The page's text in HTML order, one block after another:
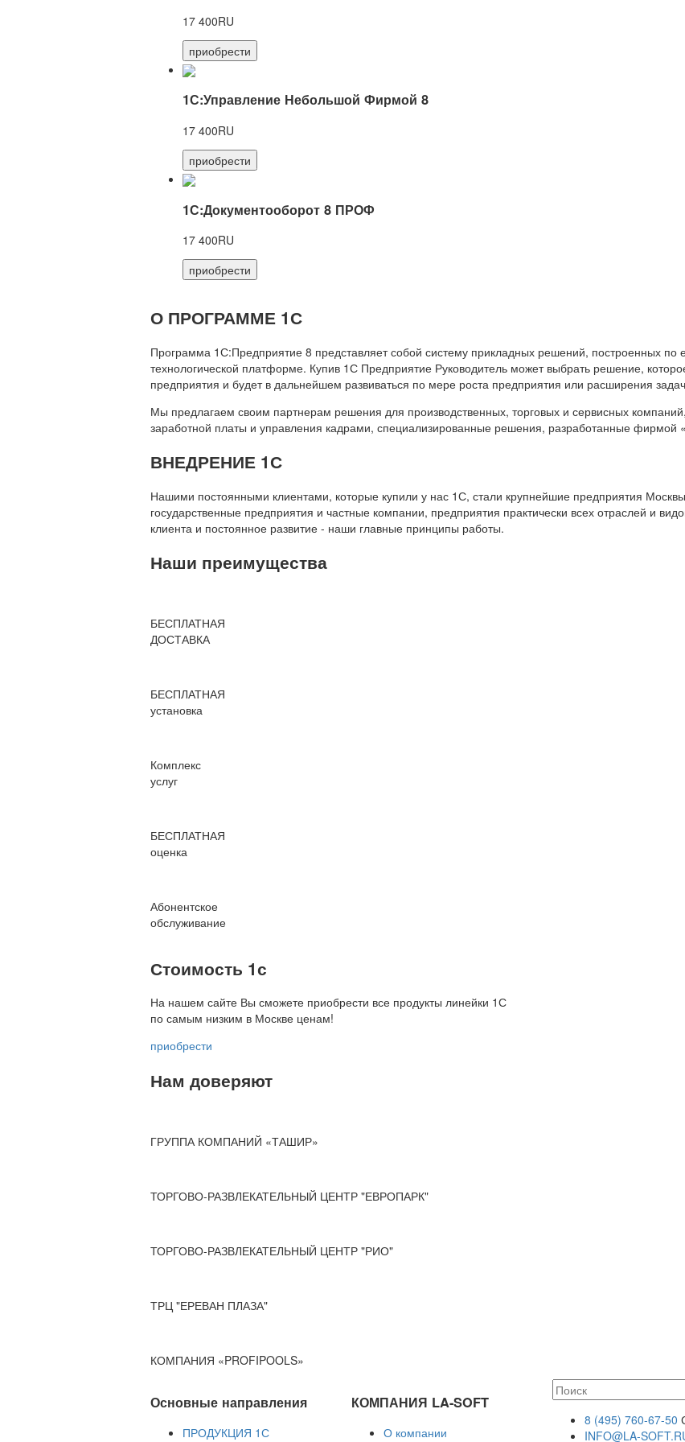
17 400RU
приобрести
1С:Управление Небольшой Фирмой 8
17 400RU
приобрести
1С:Документооборот 8 ПРОФ
17 400RU
приобрести
О ПРОГРАММЕ 1С
Программа 1С:Предприятие 8 представляет собой систему прикладных решений, построенных
технологической платформе. Купив 1С Предприятие Руководитель может выбрать решение,
предприятия и будет в дальнейшем развиваться по мере роста предприятия или расширения
Мы предлагаем своим партнерам решения для производственных, торговых и сервисных компаний,
заработной платы и управления кадрами, специализированные решения, разработанные фирмой
ВНЕДРЕНИЕ 1С
Нашими постоянными клиентами, которые купили у нас 1С, стали крупнейшие предприятия
государственные предприятия и частные компании, предприятия практически всех отраслей и
клиента и постоянное развитие - наши главные принципы работы.
Наши преимущества
БЕСПЛАТНАЯ
ДОСТАВКА
БЕСПЛАТНАЯ
установка
Комплекс
услуг
БЕСПЛАТНАЯ
оценка
Абонентское
обслуживание
Стоимость 1с
На нашем сайте Вы сможете приобрести все продукты линейки 1С
по самым низким в Москве ценам!
приобрести
Нам доверяют
ГРУППА КОМПАНИЙ «ТАШИР»
ТОРГОВО-РАЗВЛЕКАТЕЛЬНЫЙ ЦЕНТР "ЕВРОПАРК"
ТОРГОВО-РАЗВЛЕКАТЕЛЬНЫЙ ЦЕНТР "РИО"
ТРЦ "ЕРЕВАН ПЛАЗА"
КОМПАНИЯ «PROFIPOOLS»
Основные направления
ПРОДУКЦИЯ 1С
КОМПАНИЯ LA-SOFT
О компании
8 (495) 760-67-50
INFO@LA-